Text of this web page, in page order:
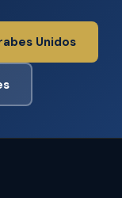
Unidos